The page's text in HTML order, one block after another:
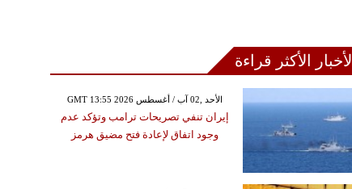
الأخبار الأكثر قراءة
GMT 13:55 2026 الأحد ,02 آب / أغسطس
إيران تنفي تصريحات ترامب وتؤكد عدم
وجود اتفاق لإعادة فتح مضيق هرمز